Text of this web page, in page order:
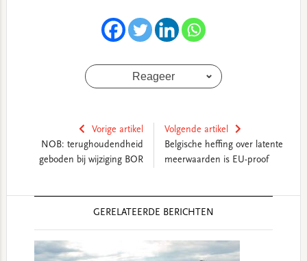
Reageer
Vorige artikel
NOB: terughoudendheid
geboden bij wijziging BOR
Volgende artikel
Belgische heffing over latente
meerwaarden is EU-proof
GERELATEERDE BERICHTEN